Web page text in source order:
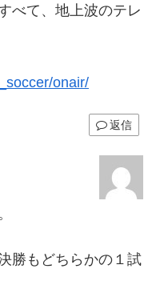
べて、地上波のテレ
onair/
返信
勝もどちらかの１試